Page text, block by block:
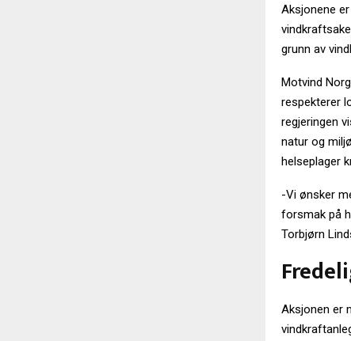
Aksjonene
grunn av
Motvind
respekterer
regjeringen
natur og
helseplager
-Vi ønsker
forsmak på
Torbjørn
Aksjonen er